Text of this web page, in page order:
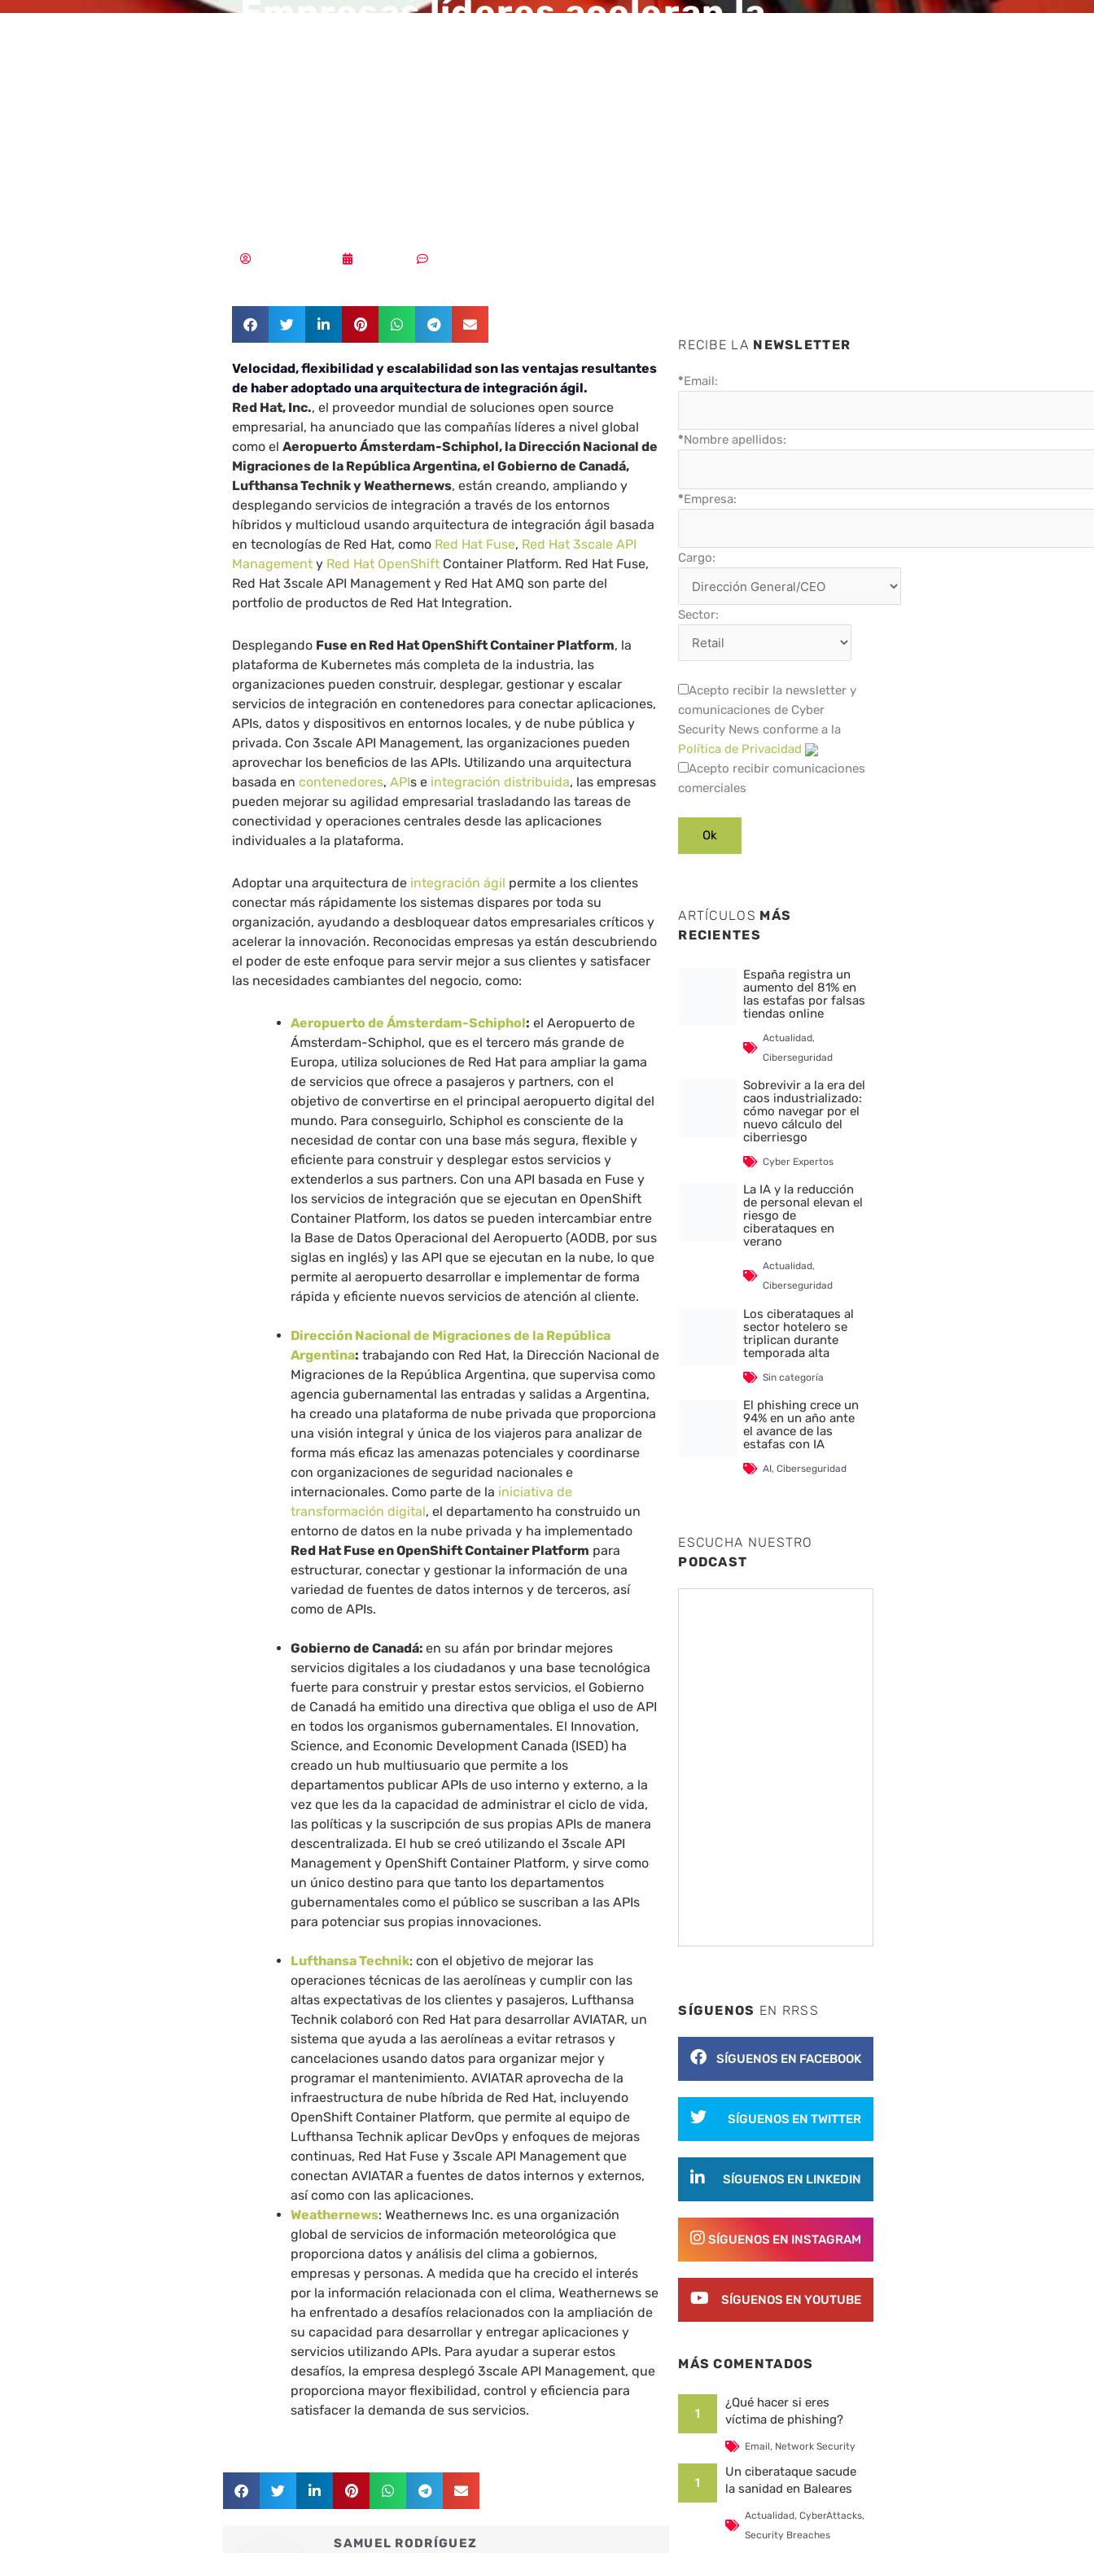
Empresas líderes aceleran la
Velocidad, flexibilidad y escalabilidad son las ventajas resultantes
de haber adoptado una arquitectura de integración ágil.
Red Hat, Inc., el proveedor mundial de soluciones open source
empresarial, ha anunciado que las compañías líderes a nivel global
como elAeropuerto Ámsterdam-Schiphol, la Dirección Nacional de
Migraciones de la República Argentina, el Gobierno de Canadá,
Lufthansa Technik y Weathernews, están creando, ampliando y
desplegando servicios de integración a través de los entornos
híbridos y multicloud usando arquitectura de integración ágil basada
en tecnologías de Red Hat, como Red Hat Fuse, Red Hat 3scale API
Management y Red Hat OpenShift Container Platform. Red Hat Fuse,
Red Hat 3scale API Management y Red Hat AMQ son parte del
portfolio de productos de Red Hat Integration.
Desplegando Fuse en Red Hat OpenShift Container Platform, la
plataforma de Kubernetes más completa de la industria, las
organizaciones pueden construir, desplegar, gestionar y escalar
servicios de integración en contenedores para conectar aplicaciones,
APIs, datos y dispositivos en entornos locales, y de nube pública y
privada. Con 3scale API Management, las organizaciones pueden
aprovechar los beneficios de las APIs. Utilizando una arquitectura
basada encontenedores,APIs e integración distribuida, las empresas
pueden mejorar su agilidad empresarial trasladando las tareas de
conectividad y operaciones centrales desde las aplicaciones
individuales a la plataforma.
Adoptar una arquitectura de integración ágil permite a los clientes
conectar más rápidamente los sistemas dispares por toda su
organización, ayudando a desbloquear datos empresariales críticos y
acelerar la innovación. Reconocidas empresas ya están descubriendo
el poder de este enfoque para servir mejor a sus clientes y satisfacer
las necesidades cambiantes del negocio, como:
Aeropuerto de Ámsterdam-Schiphol: el Aeropuerto de
Ámsterdam-Schiphol, que es el tercero más grande de
Europa, utiliza soluciones de Red Hat para ampliar la gama
de servicios que ofrece a pasajeros y partners, con el
objetivo de convertirse en el principal aeropuerto digital del
mundo. Para conseguirlo, Schiphol es consciente de la
necesidad de contar con una base más segura, flexible y
eficiente para construir y desplegar estos servicios y
extenderlos a sus partners. Con una API basada en Fuse y
los servicios de integración que se ejecutan en OpenShift
Container Platform, los datos se pueden intercambiar entre
la Base de Datos Operacional del Aeropuerto (AODB, por sus
siglas en inglés) y las API que se ejecutan en la nube, lo que
permite al aeropuerto desarrollar e implementar de forma
rápida y eficiente nuevos servicios de atención al cliente.
Dirección Nacional de Migraciones de la República
Argentina: trabajando con Red Hat, la Dirección Nacional de
Migraciones de la República Argentina, que supervisa como
agencia gubernamental las entradas y salidas a Argentina,
ha creado una plataforma de nube privada que proporciona
una visión integral y única de los viajeros para analizar de
forma más eficaz las amenazas potenciales y coordinarse
con organizaciones de seguridad nacionales e
internacionales. Como parte de la iniciativa de
transformación digital, el departamento ha construido un
entorno de datos en la nube privada y ha implementado
Red Hat Fuse en OpenShift Container Platform para
estructurar, conectar y gestionar la información de una
variedad de fuentes de datos internos y de terceros, así
como de APIs.
Gobierno de Canadá:en su afán por brindar mejores
servicios digitales a los ciudadanos y una base tecnológica
fuerte para construir y prestar estos servicios, el Gobierno
de Canadá ha emitido una directiva que obliga el uso de API
en todos los organismos gubernamentales. El Innovation,
Science, and Economic Development Canada (ISED) ha
creado un hub multiusuario que permite a los
departamentos publicar APIs de uso interno y externo, a la
vez que les da la capacidad de administrar el ciclo de vida,
las políticas y la suscripción de sus propias APIs de manera
descentralizada. El hub se creó utilizando el 3scale API
Management y OpenShift Container Platform, y sirve como
un único destino para que tanto los departamentos
gubernamentales como el público se suscriban a las APIs
para potenciar sus propias innovaciones.
Lufthansa Technik: con el objetivo de mejorar las
operaciones técnicas de las aerolíneas y cumplir con las
altas expectativas de los clientes y pasajeros, Lufthansa
Technik colaboró con Red Hat para desarrollar AVIATAR, un
sistema que ayuda a las aerolíneas a evitar retrasos y
cancelaciones usando datos para organizar mejor y
programar el mantenimiento. AVIATAR aprovecha de la
infraestructura de nube híbrida de Red Hat, incluyendo
OpenShift Container Platform, que permite al equipo de
Lufthansa Technik aplicar DevOps y enfoques de mejoras
continuas, Red Hat Fuse y 3scale API Management que
conectan AVIATAR a fuentes de datos internos y externos,
así como con las aplicaciones.
Weathernews: Weathernews Inc. es una organización
global de servicios de información meteorológica que
proporciona datos y análisis del clima a gobiernos,
empresas y personas. A medida que ha crecido el interés
por la información relacionada con el clima, Weathernews se
ha enfrentado a desafíos relacionados con la ampliación de
su capacidad para desarrollar y entregar aplicaciones y
servicios utilizando APIs. Para ayudar a superar estos
desafíos, la empresa desplegó 3scale API Management, que
proporciona mayor flexibilidad, control y eficiencia para
satisfacer la demanda de sus servicios.
SAMUEL RODRÍGUEZ
RECIBE LA NEWSLETTER
*Email:
*Nombre apellidos:
*Empresa:
Cargo:
Sector:
Acepto recibir la newsletter y
comunicaciones de Cyber
Security News conforme a la
Política de Privacidad
Acepto recibir comunicaciones
comerciales
ARTÍCULOS MÁS
RECIENTES
España registra un
aumento del 81% en
las estafas por falsas
tiendas online
Actualidad,
Ciberseguridad
Sobrevivir a la era del
caos industrializado:
cómo navegar por el
nuevo cálculo del
ciberriesgo
Cyber Expertos
La IA y la reducción
de personal elevan el
riesgo de
ciberataques en
verano
Actualidad,
Ciberseguridad
Los ciberataques al
sector hotelero se
triplican durante
temporada alta
Sin categoría
El phishing crece un
94% en un año ante
el avance de las
estafas con IA
AI,Ciberseguridad
ESCUCHA NUESTRO
PODCAST
SÍGUENOS EN RRSS
SÍGUENOS EN FACEBOOK
SÍGUENOS EN TWITTER
SÍGUENOS EN LINKEDIN
SÍGUENOS EN INSTAGRAM
SÍGUENOS EN YOUTUBE
MÁS COMENTADOS
1
¿Qué hacer si eres
víctima de phishing?
Email, Network Security
1
Un ciberataque sacude
la sanidad en Baleares
Actualidad, CyberAttacks,
Security Breaches